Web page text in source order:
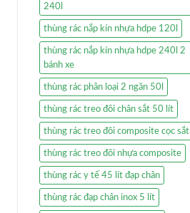
240l
thùng rác nắp kín nhựa hdpe 120l
thùng rác nắp kín nhựa hdpe 240l 2
bánh xe
thùng rác phân loại 2 ngăn 50l
thùng rác treo đôi chân sắt 50 lít
thùng rác treo đôi composite cọc sắt
thùng rác treo đôi nhựa composite
thùng rác y tế 45 lít đạp chân
thùng rác đạp chân inox 5 lít